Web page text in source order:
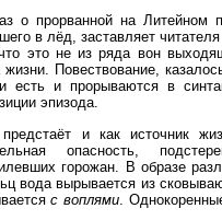
о прорванной на Литейном
в лёд, заставляет
это не из ряда вон
Повествование,
есть и прорываются в
эпизода.
и как источник
опасность,
горожан. В образе
вода вырывается из
с воплями .